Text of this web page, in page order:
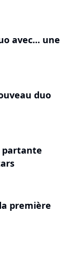
avec... une
duo
partante
première